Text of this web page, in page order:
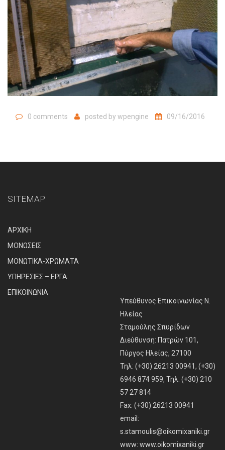
0 comments posted by wpengine 09/16/2016
SITEMAP
ΑΡΧΙΚΗ
ΜΟΝΩΣΕΙΣ
ΜΟΝΩΤΙΚΑ-ΧΡΩΜΑΤΑ
ΥΠΗΡΕΣΙΕΣ – ΕΡΓΑ
ΕΠΙΚΟΙΝΩΝΙΑ
Υπεύθυνος Επικοινωνίας Ν.
Ηλείας
Σταμούλης Σπυρίδων
Διεύθυνση: Πατρών 101,
Πύργος Ηλείας, 27100
Τηλ: (+30) 26213 00941, (+30)
6946 874 959, Τηλ: (+30) 210
57 27 814
Fax: (+30) 26213 00941
email:
s.stamoulis@oikomixaniki.gr
www: www.oikomixaniki.gr